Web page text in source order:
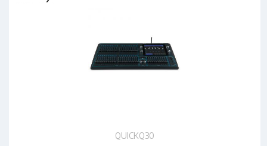
QUICKQ30